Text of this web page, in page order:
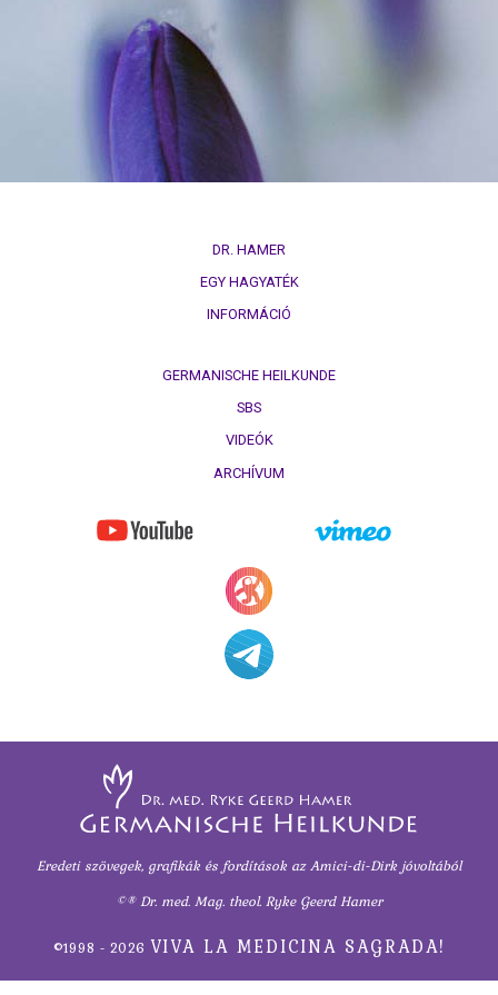
DR. HAMER
EGY HAGYATÉK
INFORMÁCIÓ
GERMANISCHE HEILKUNDE
SBS
VIDEÓK
ARCHÍVUM
Eredeti szövegek, grafikák és fordítások az Amici-di-Dirk jóvoltából
©® Dr. med. Mag. theol. Ryke Geerd Hamer
©1998 - 2026 VIVA LA MEDICINA SAGRADA!